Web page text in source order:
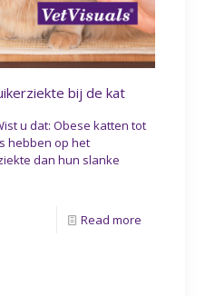
bij de kat
u dat: Obese katten tot
hebben op het
dan hun slanke
Read more